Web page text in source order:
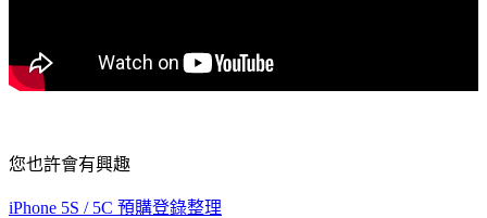
您也許會有興趣
iPhone 5S / 5C 預購登錄整理